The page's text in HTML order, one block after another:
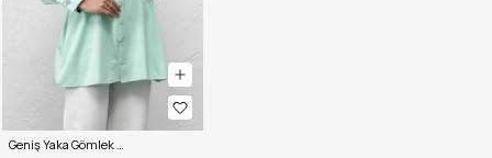
Geniş Yaka Gömlek Y0079 - MİNT YEŞİLİ